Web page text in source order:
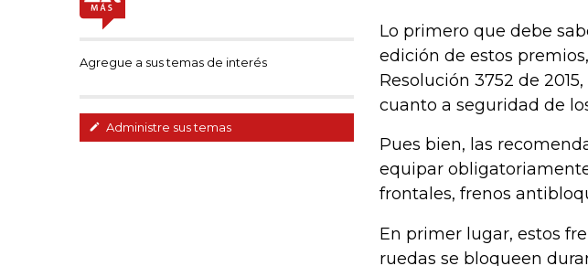
Agregue a sus temas de interés
Administre sus temas
Lo primero que debe
edición de estos
Resolución 3752 de
cuanto a seguridad de
Pues bien, las
equipar
frontales, frenos
En primer lugar, estos
ruedas se bloqueen